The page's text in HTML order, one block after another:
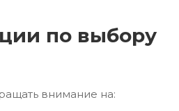
по выбору
внимание на: